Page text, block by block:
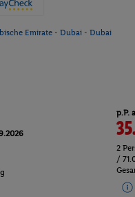
Emirate - Dubai - Dubai
p.P.
35.
2
/